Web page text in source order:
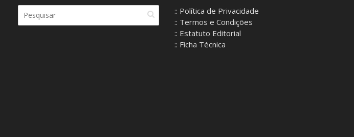
:: Política de Privacidade
:: Termos e Condições
:: Estatuto Editorial
:: Ficha Técnica